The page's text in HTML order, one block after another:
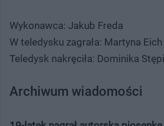
Wykonawca: Jakub Freda
W teledysku zagrała: Martyna Eich
Teledysk nakręciła: Dominika
Archiwum wiadomości